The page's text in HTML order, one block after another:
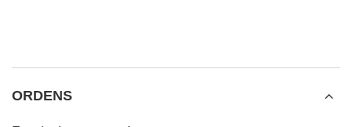
ORDENS